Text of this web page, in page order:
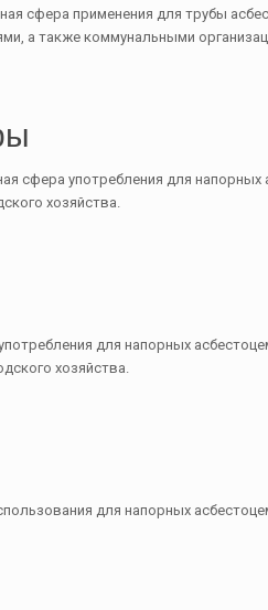
сфера применения для трубы
а также коммунальными
сфера употребления для напорных
хозяйства.
для напорных
хозяйства.
для напорных